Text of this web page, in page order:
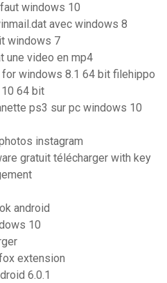
windows 10
avec windows 8
windows 7
une video en mp4
windows 8.1 64 bit filehippo
64 bit
ps3 sur pc windows 10
instagram
gratuit télécharger with key
android
10
extension
6.0.1